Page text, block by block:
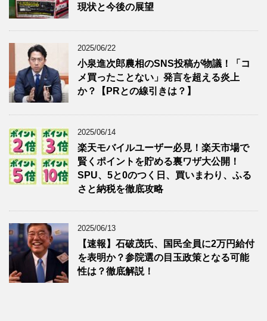
現状と今後の展望
2025/06/22
小泉進次郎農相のSNS投稿が物議！「コ
メ買ったことない」発言を超える炎上
か？【PRとの線引きは？】
2025/06/14
楽天モバイルユーザー必見！楽天市場で
賢くポイントを貯める裏ワザ大公開！
SPU、5と0のつく日、買いまわり、ふる
さと納税を徹底攻略
2025/06/13
【速報】石破茂氏、国民全員に2万円給付
を表明か？参院選の目玉政策となる可能
性は？徹底解説！